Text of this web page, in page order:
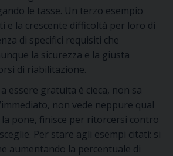
le tasse. Un terzo esempio
e la crescente difficoltà per loro di
di specifici requisiti che
la sicurezza e la giusta
di riabilitazione.
essere gratuita è cieca, non sa
non vede neppure qual
la pone, finisce per ritorcersi contro
Per stare agli esempi citati: si
aumentando la percentuale di